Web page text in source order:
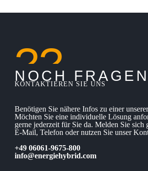
??
NOCH
KONTAKTIEREN SIE UNS
Benötigen Sie nähere Infos zu einer
Möchten Sie eine individuelle Lösung
gerne jederzeit für Sie da. Melden Sie sich
E-Mail, Telefon oder nutzen Sie unser
+49 06061-9675-800
info@energiehybrid.com